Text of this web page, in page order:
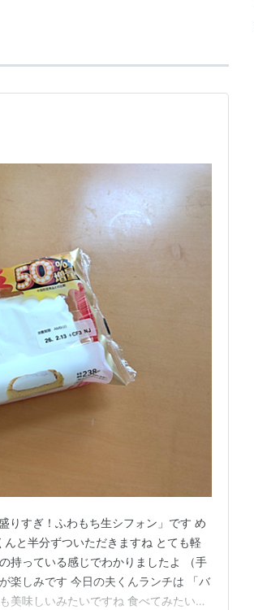
りすぎ！ふわもち生シフォン」です め
と半分ずついただきますね とても軽
持っている感じでわかりましたよ （手
楽しみです 今日の夫くんランチは 「バ
美味しいみたいですね 食べてみたいで